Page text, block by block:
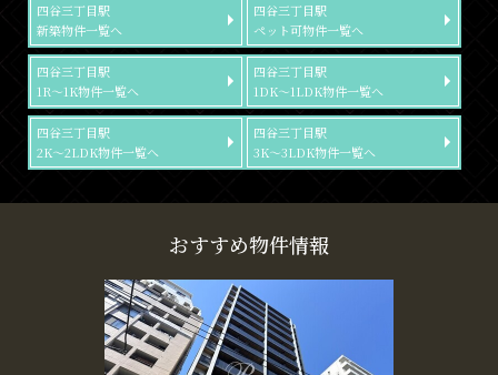
四谷三丁目駅
新築物件一覧へ
四谷三丁目駅
ペット可物件一覧へ
四谷三丁目駅
1R～1K物件一覧へ
四谷三丁目駅
1DK～1LDK物件一覧へ
四谷三丁目駅
2K～2LDK物件一覧へ
四谷三丁目駅
3K～3LDK物件一覧へ
おすすめ物件情報